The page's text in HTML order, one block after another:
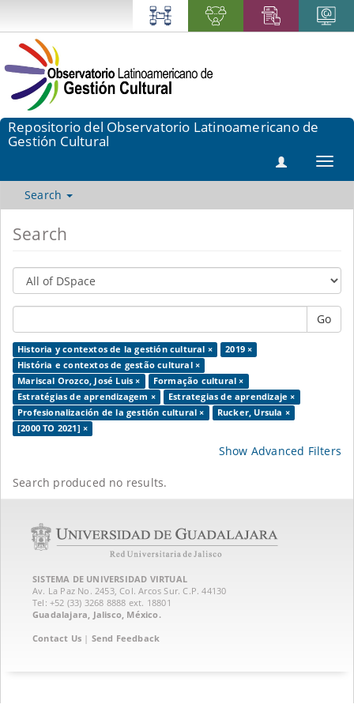
Repositorio del Observatorio Latinoamericano de
Gestión Cultural
Search
Search
Go
Historia y contextos de la gestión cultural ×
2019 ×
História e contextos de gestão cultural ×
Mariscal Orozco, José Luis ×
Formação cultural ×
Estratégias de aprendizagem ×
Estrategias de aprendizaje ×
Profesionalización de la gestión cultural ×
Rucker, Ursula ×
[2000 TO 2021] ×
Show Advanced Filters
Search produced no results.
SISTEMA DE UNIVERSIDAD VIRTUAL
Av. La Paz No. 2453, Col. Arcos Sur. C.P. 44130
Tel: +52 (33) 3268 8888‏ ext. 18801
Guadalajara, Jalisco, México.
Contact Us | Send Feedback